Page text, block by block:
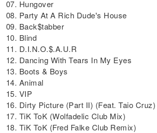
07. Hungover
08. Party At A Rich Dude's House
09. Back$tabber
10. Blind
11. D.I.N.O.$.A.U.R
12. Dancing With Tears In My Eyes
13. Boots & Boys
14. Animal
15. VIP
16. Dirty Picture (Part II) (Feat. Taio Cruz)
17. TiK ToK (Wolfadelic Club Mix)
18. TiK ToK (Fred Falke Club Remix)